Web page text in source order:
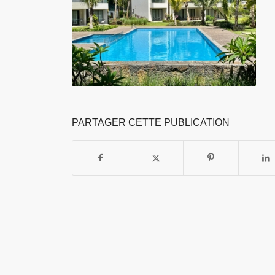
PARTAGER CETTE PUBLICATION